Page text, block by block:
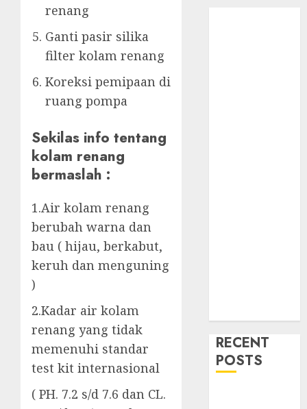
renang
Ganti pasir silika
filter kolam renang
Koreksi pemipaan di
ruang pompa
Sekilas info tentang
kolam renang
bermaslah :
1.Air kolam renang
berubah warna dan
bau ( hijau, berkabut,
keruh dan menguning
)
2.Kadar air kolam
renang yang tidak
memenuhi standar
test kit internasional
( PH. 7.2 s/d 7.6 dan CL.
RECENT
POSTS